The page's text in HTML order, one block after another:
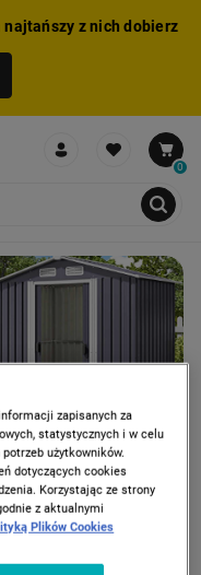
z nich dobierz
0
KOSZYKA
KOSZYKA
KOSZYKADO KOSZYKA
NAVIGATION
zapisanych za
statystycznych i w celu
użytkowników.
dotyczących cookies
Korzystając ze strony
z aktualnymi
Plików Cookies